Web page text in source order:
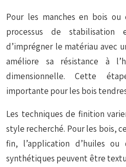
Pour les manches en bois
processus de
d’imprégner le matériau avec
améliore sa résistance à
dimensionnelle. Cette
importante pour les bois
Les techniques de finition
style recherché. Pour les bois,
fin, l’application d’huiles ou
synthétiques peuvent être